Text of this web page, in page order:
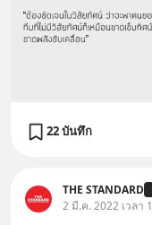
22 บันทึก
THE STANDARD
2 มี.ค. 2022 เวลา